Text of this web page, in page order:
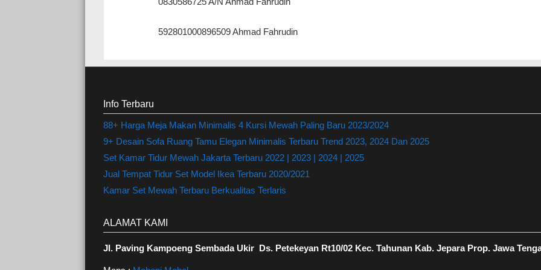
592801000896509 Ahmad Fahrudin
Info Terbaru
88+ Harga Meja Makan Minimalis 4 Kursi Mewah Paling Baru 2023/2024
9+ Desain Sofa Ruang Tamu Elegan Minimalis Terbaru Trend 2023, 2024 Dan 2025
Set Kamar Tidur Mewah Jakarta Terbaru 2022 | 2023 | 2024 | 2025
Jual Tempat Tidur Set Model Ikea Terbaru 2020/2021
Kamar Set Mewah Terbaru Berkualitas Terlaris
ALAMAT KAMI
Jl. Paving Kampoeng Sembada Ukir Ds. Petekeyan Rt10/02 Kec. Tahunan Kab. Jepara Prop. Jawa